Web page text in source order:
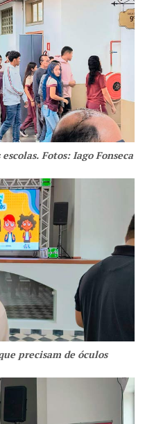
Fotos: Iago Fonseca
precisam de óculos